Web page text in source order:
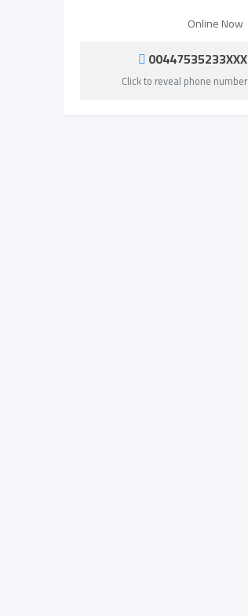
Online Now
00447535233XXX
Click to reveal phone number